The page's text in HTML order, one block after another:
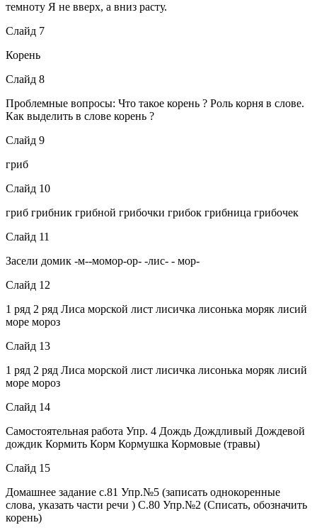
темноту Я не вверх, а вниз расту.
Слайд 7
Корень
Слайд 8
Проблемные вопросы: Что такое корень ? Роль корня в слове.
Как выделить в слове корень ?
Слайд 9
гриб
Слайд 10
гриб грибник грибной грибочки грибок грибница грибочек
Слайд 11
Засели домик -м--момор-ор- -лис- - мор-
Слайд 12
1 ряд 2 ряд Лиса морской лист лисичка лисонька моряк лисий
море мороз
Слайд 13
1 ряд 2 ряд Лиса морской лист лисичка лисонька моряк лисий
море мороз
Слайд 14
Самостоятельная работа Упр. 4 Дождь Дождливый Дождевой
дождик Кормить Корм Кормушка Кормовые (травы)
Слайд 15
Домашнее задание с.81 Упр.№5 (записать однокоренные
слова, указать части речи ) С.80 Упр.№2 (Списать, обозначить
корень)